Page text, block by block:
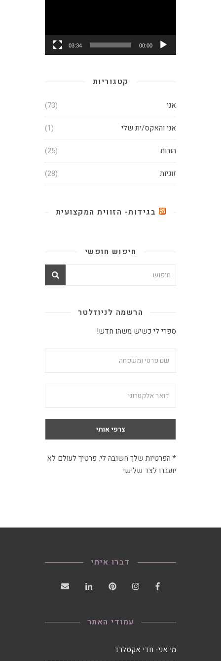
חיפוש חופשי
הרשמה לניוזלטר
ספרי לי כשיש משהו חדש!
* הפרטיות שלך חשובה לי. פרטיך לעולם לא
יועברו לצד שלישי
00:00
03:34
קטגוריות
אני (73)
אני והאקס/ית שלי (1)
הורות (25)
זוגיות (28)
בגידות- הזווית המקצועית
דברו איתי
עמודי האתר
מי אני- חדי אקסלרד